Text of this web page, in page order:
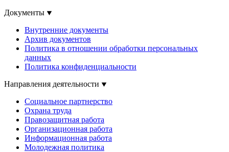
Документы
Внутренние документы
Архив документов
Политика в отношении обработки персональных
данных
Политика конфиденциальности
Направления деятельности
Социальное партнерство
Охрана труда
Правозащитная работа
Организационная работа
Информационная работа
Молодежная политика